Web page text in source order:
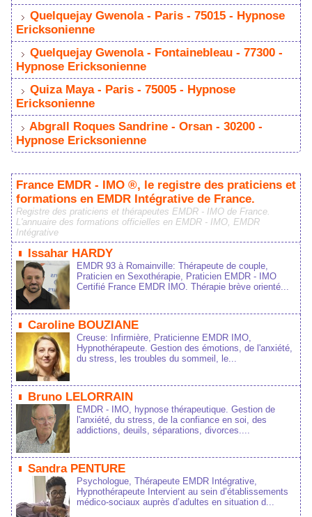
Quelquejay Gwenola - Pari - 75015 - Hypnoe
Erickonienne
Quelquejay Gwenola - Fontainebleau - 77300 -
Hypnoe Erickonienne
Quiza Maya - Pari - 75005 - Hypnoe
Erickonienne
Abgrall Roque Sandrine - Oran - 30200 -
Hypnoe Erickonienne
France EMDR - IMO ®, le regitre de praticien et
formation en EMDR Intégrative de France.
Regitre de praticien et thérapeute EMDR - IMO de France.
L'annuaire de formation officielle en EMDR - IMO, EMDR
Intégrative
Iahar HARDY
EMDR 93 à Romainville: Thérapeute de couple,
Praticien en Sexothérapie, Praticien EMDR - IMO
Certifié France EMDR IMO. Thérapie brève orienté...
Caroline BOUZIANE
Creue: Infirmière, Praticienne EMDR IMO,
Hypnothérapeute. Getion de émotion, de l'anxiété,
du tre, le trouble du ommeil, le...
Bruno LELORRAIN
EMDR - IMO, hypnoe thérapeutique. Getion de
l'anxiété, du tre, de la confiance en oi, de
addiction, deuil, éparation, divorce....
Sandra PENTURE
Pychologue, Thérapeute EMDR Intégrative,
Hypnothérapeute Intervient au ein d’établiement
médico‑ociaux auprè d’adulte en ituation d...